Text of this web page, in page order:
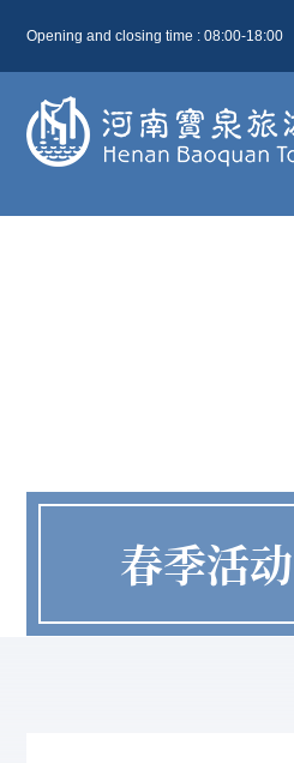
Opening and closing time : 08:00-18:00
春季活动